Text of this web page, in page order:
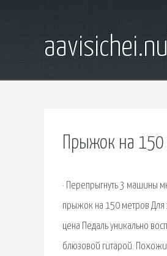
Прыжок на
· Перепрыгнуть 3 машины
прыжок на 150 метров Для
цена Педаль уникально
блюзовой гитарой.